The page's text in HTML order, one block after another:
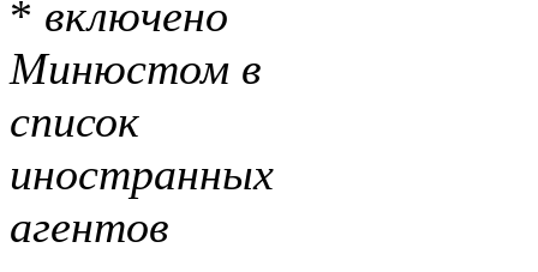
* включено
Минюстом в
список
иностранных
агентов